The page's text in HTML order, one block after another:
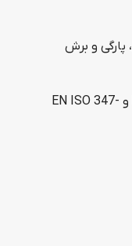
پارگی و برش
دارای استانداردهای EN 388:2016 و EN ISO 347-